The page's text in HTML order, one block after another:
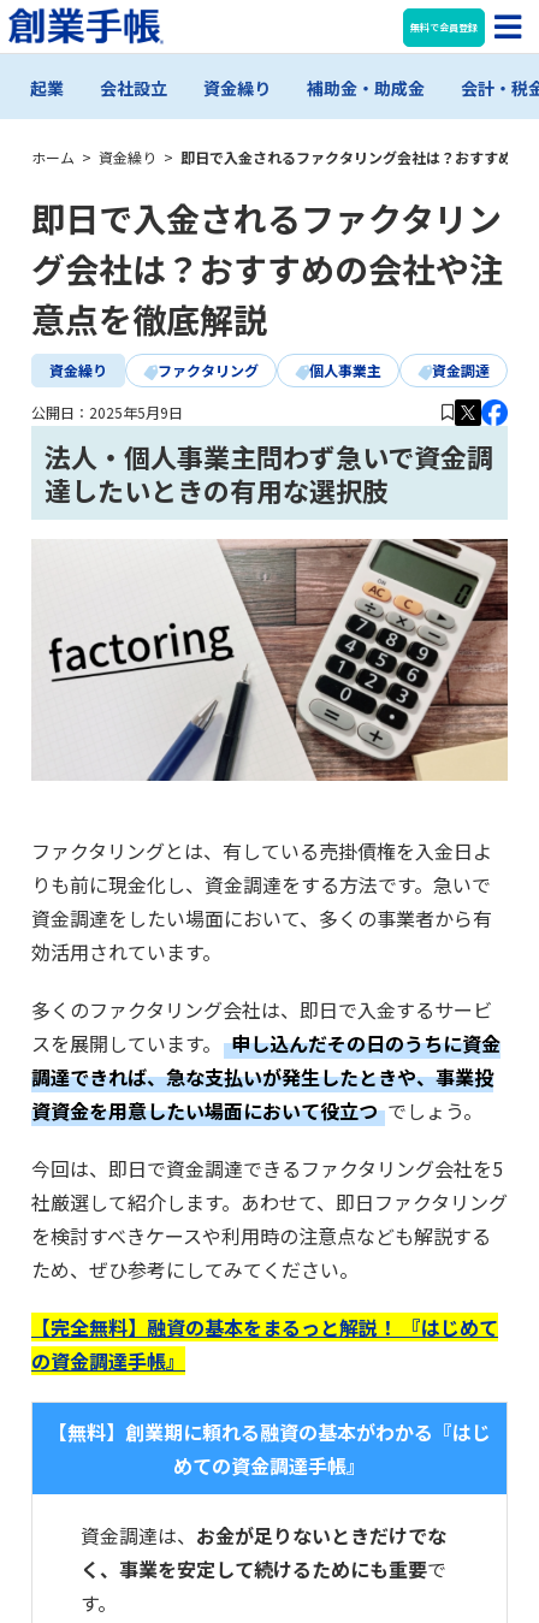
無料で会員登録
起業 会社設立 資金繰り 補助金・助成金 会計・税
ホーム > 資金繰り > 即日で入金されるファクタリング会社は？おすすめの
即日で入金されるファクタリン
グ会社は？おすすめの会社や注
意点を徹底解説
資金繰り ファクタリング 個人事業主 資金調達
公開日： 2025年5月9日
法人・個人事業主問わず急いで資金調
達したいときの有用な選択肢
ファクタリングとは、有している売掛債権を入金日よ
りも前に現金化し、資金調達をする方法です。急いで
資金調達をしたい場面において、多くの事業者から有
効活用されています。
多くのファクタリング会社は、即日で入金するサービ
スを展開しています。
申し込んだその日のうちに資金
調達できれば、急な支払いが発生したときや、事業投
資資金を用意したい場面において役立つ でしょう。
今回は、即日で資金調達できるファクタリング会社を5
社厳選して紹介します。あわせて、即日ファクタリング
を検討すべきケースや利用時の注意点なども解説する
ため、ぜひ参考にしてみてください。
【完全無料】融資の基本をまるっと解説！ 『はじめて
の資金調達手帳』
【無料】創業期に頼れる融資の基本がわかる『はじ
めての資金調達手帳』
資金調達は、 お金が足りないときだけでな
く、事業を安定して続けるためにも重要で
す。